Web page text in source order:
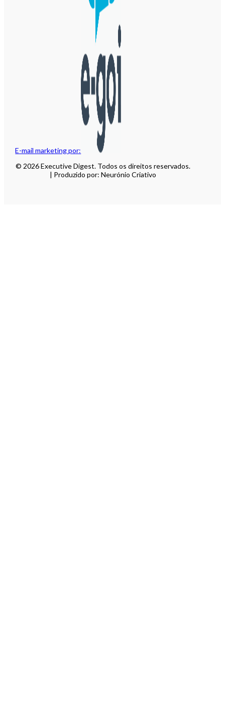
E-mail marketing por:
© 2026 Executive Digest. Todos os direitos reservados.
| Produzido por: Neurónio Criativo